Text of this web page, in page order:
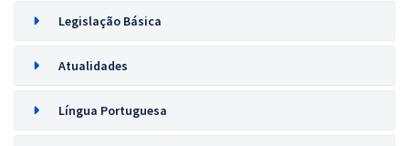
Legislação Básica
Atualidades
Língua Portuguesa